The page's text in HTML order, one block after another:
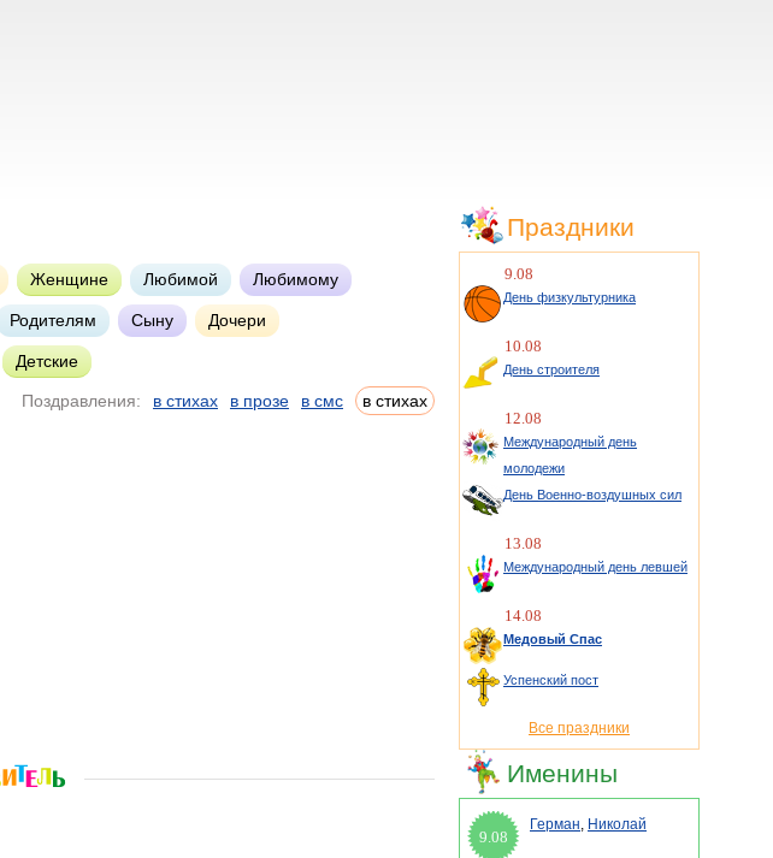
Женщине Любимой Любимому
Родителям Сыну Дочери
Детские
Поздравления: в стихах в прозе в смс в стихах
Праздники
9.08
День физкультурника
10.08
День строителя
12.08
Международный день
молодежи
День Военно-воздушных сил
13.08
Международный день левшей
14.08
Медовый Спас
Успенский пост
Все праздники
Именины
9.08
Герман, Николай